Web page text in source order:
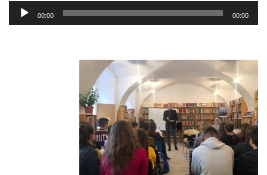
Audio-
Player
00:00 00:00